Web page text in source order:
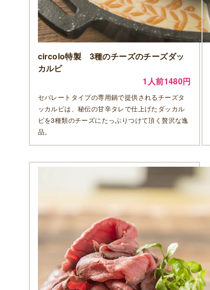
circolo特製 3種のチーズのチーズダッ
カルビ
1人前1480円
セパレートタイプの専用鍋で提供されるチーズタ
ッカルビは、秘伝の甘辛タレで仕上げたダッカル
ビを3種類のチーズにたっぷりつけて頂く贅沢な逸
品。